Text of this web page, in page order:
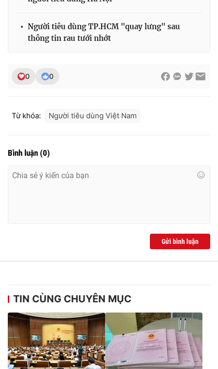
Cơ quan chủ quản:
Đài Truyền hình Việt Nam
Giấy phép hoạt động báo in và báo điện tử số 483/GP-BTTTT
cấp ngày 29/12/2023
Tổng Biên tập:Vũ Thanh Thủy
Người tiêu dùng TP.HCM "quay lưng" sau
thông tin rau tưới nhớt
0 0
Từ khóa: Người tiêu dùng Việt Nam
Bình luận (0)
Gửi bình luận
TIN CÙNG CHUYÊN MỤC